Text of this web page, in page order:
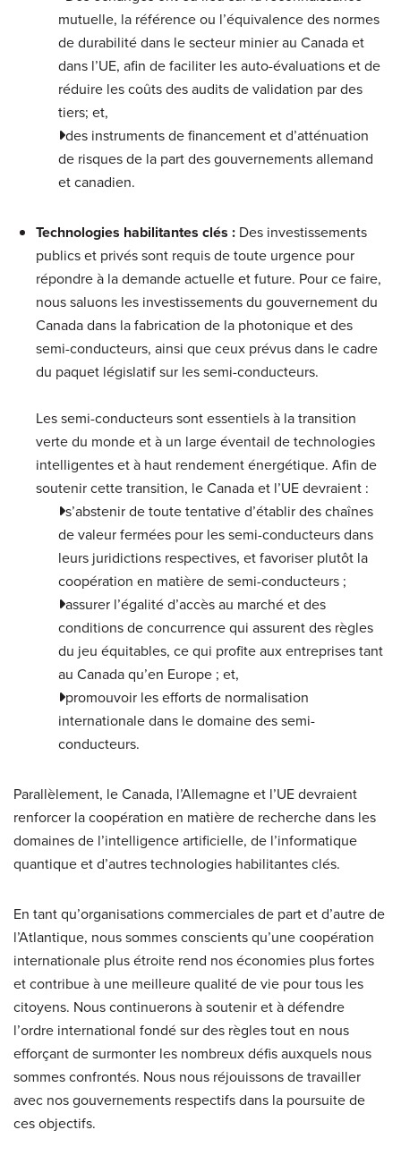
mutuelle, la référence ou l’équivalence des normes
de durabilité dans le secteur minier au Canada et
dans l’UE, afin de faciliter les auto-évaluations et de
réduire les coûts des audits de validation par des
tiers; et,
des instruments de financement et d’atténuation
de risques de la part des gouvernements allemand
et canadien.
Technologies habilitantes clés : Des investissements
publics et privés sont requis de toute urgence pour
répondre à la demande actuelle et future. Pour ce faire,
nous saluons les investissements du gouvernement du
Canada dans la fabrication de la photonique et des
semi-conducteurs, ainsi que ceux prévus dans le cadre
du paquet législatif sur les semi-conducteurs.
Les semi-conducteurs sont essentiels à la transition
verte du monde et à un large éventail de technologies
intelligentes et à haut rendement énergétique. Afin de
soutenir cette transition, le Canada et l’UE devraient :
s’abstenir de toute tentative d’établir des chaînes
de valeur fermées pour les semi-conducteurs dans
leurs juridictions respectives, et favoriser plutôt la
coopération en matière de semi-conducteurs ;
assurer l’égalité d’accès au marché et des
conditions de concurrence qui assurent des règles
du jeu équitables, ce qui profite aux entreprises tant
au Canada qu’en Europe ; et,
promouvoir les efforts de normalisation
internationale dans le domaine des semi-
conducteurs.
Parallèlement, le Canada, l’Allemagne et l’UE devraient
renforcer la coopération en matière de recherche dans les
domaines de l’intelligence artificielle, de l’informatique
quantique et d’autres technologies habilitantes clés.
En tant qu’organisations commerciales de part et d’autre de
l’Atlantique, nous sommes conscients qu’une coopération
internationale plus étroite rend nos économies plus fortes
et contribue à une meilleure qualité de vie pour tous les
citoyens. Nous continuerons à soutenir et à défendre
l’ordre international fondé sur des règles tout en nous
efforçant de surmonter les nombreux défis auxquels nous
sommes confrontés. Nous nous réjouissons de travailler
avec nos gouvernements respectifs dans la poursuite de
ces objectifs.